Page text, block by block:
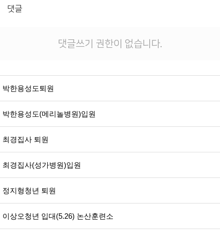
댓글
댓글쓰기 권한이 없습니다.
박한용성도퇴원
박한용성도(메리놀병원)입원
최경집사 퇴원
최경집사(성가병원)입원
정지형청년 퇴원
이상오청년 입대(5.26) 논산훈련소